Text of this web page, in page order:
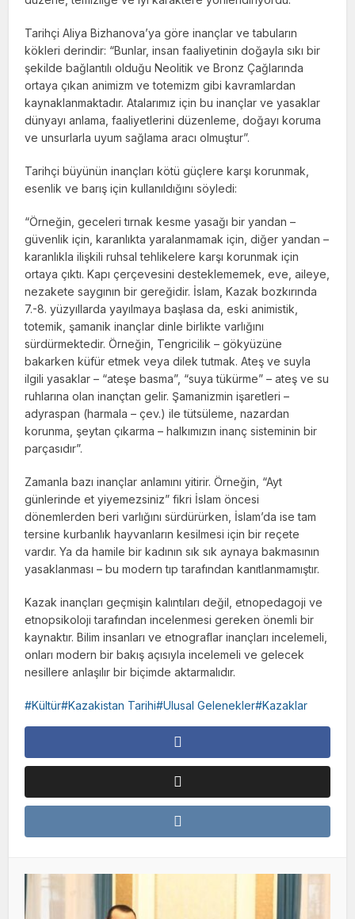
Tarihçi Aliya Bizhanova’ya göre inançlar ve tabuların
kökleri derindir: “Bunlar, insan faaliyetinin doğayla sıkı bir
şekilde bağlantılı olduğu Neolitik ve Bronz Çağlarında
ortaya çıkan animizm ve totemizm gibi kavramlardan
kaynaklanmaktadır. Atalarımız için bu inançlar ve yasaklar
dünyayı anlama, faaliyetlerini düzenleme, doğayı koruma
ve unsurlarla uyum sağlama aracı olmuştur”.
Tarihçi büyünün inançları kötü güçlere karşı korunmak,
esenlik ve barış için kullanıldığını söyledi:
“Örneğin, geceleri tırnak kesme yasağı bir yandan –
güvenlik için, karanlıkta yaralanmamak için, diğer yandan –
karanlıkla ilişkili ruhsal tehlikelere karşı korunmak için
ortaya çıktı. Kapı çerçevesini desteklememek, eve, aileye,
nezakete saygının bir gereğidir. İslam, Kazak bozkırında
7.-8. yüzyıllarda yayılmaya başlasa da, eski animistik,
totemik, şamanik inançlar dinle birlikte varlığını
sürdürmektedir. Örneğin, Tengricilik – gökyüzüne
bakarken küfür etmek veya dilek tutmak. Ateş ve suyla
ilgili yasaklar – “ateşe basma”, “suya tükürme” – ateş ve su
ruhlarına olan inançtan gelir. Şamanizmin işaretleri –
adyraspan (harmala – çev.) ile tütsüleme, nazardan
korunma, şeytan çıkarma – halkımızın inanç sisteminin bir
parçasıdır”.
Zamanla bazı inançlar anlamını yitirir. Örneğin, “Ayt
günlerinde et yiyemezsiniz” fikri İslam öncesi
dönemlerden beri varlığını sürdürürken, İslam’da ise tam
tersine kurbanlık hayvanların kesilmesi için bir reçete
vardır. Ya da hamile bir kadının sık sık aynaya bakmasının
yasaklanması – bu modern tıp tarafından kanıtlanmamıştır.
Kazak inançları geçmişin kalıntıları değil, etnopedagoji ve
etnopsikoloji tarafından incelenmesi gereken önemli bir
kaynaktır. Bilim insanları ve etnograflar inançları incelemeli,
onları modern bir bakış açısıyla incelemeli ve gelecek
nesillere anlaşılır bir biçimde aktarmalıdır.
Kültür#Kazakistan Tarihi#Ulusal Gelenekler#Kazaklar